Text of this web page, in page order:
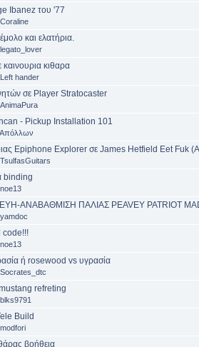
Ibanez του '77
Coraline
και ελατήρια.
legato_lover
κιθαρα
Left hander
σε Player Stratocaster
AnimaPura
- Pickup Installation 101
Απόλλων
Epiphone Explorer σε James Hetfield Eet Fuk
TsulfasGuitars
binding
noe13
ΑΝΑΒΑΘΜΙΣΗ ΠΑΛΙΑΣ PEAVEY PATRIOT
yamdoc
code!!!
noe13
ή rosewood vs υγρασία
Socrates_dtc
refreting
blks9791
Build
modfori
βοήθεια